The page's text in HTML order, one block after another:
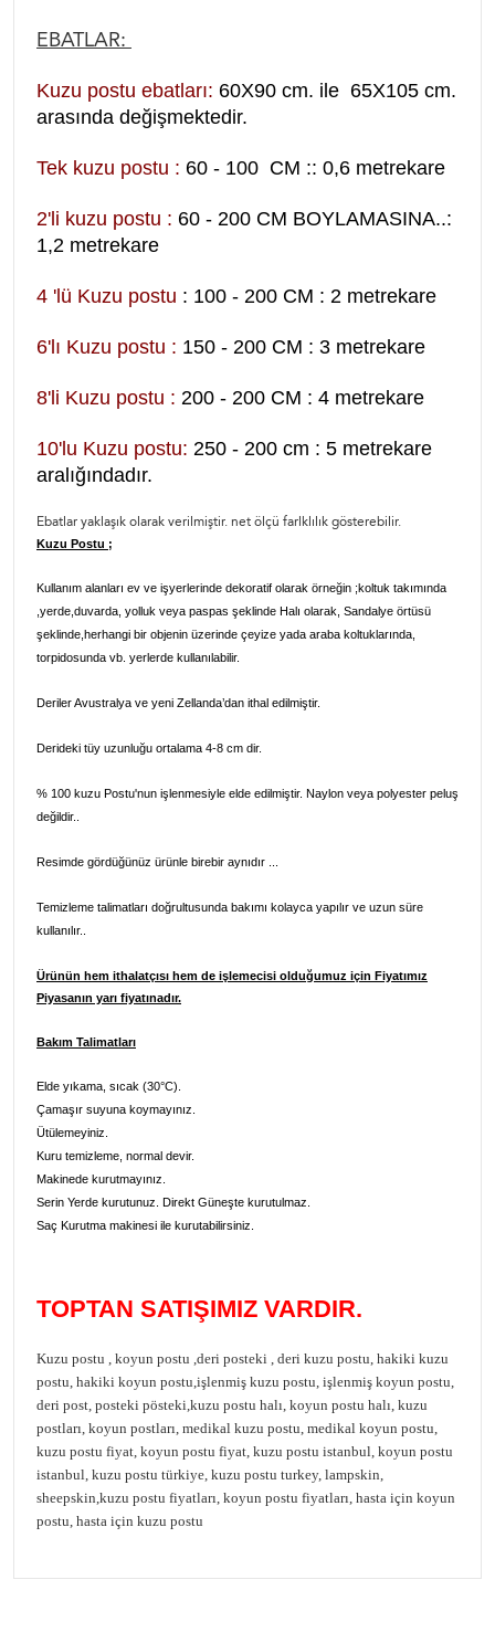
EBATLAR:
Kuzu postu ebatları: 60X90 cm. ile 65X105 cm.
arasında değişmektedir.
Tek kuzu postu : 60 - 100 CM :: 0,6 metrekare
2'li kuzu postu : 60 - 200 CM BOYLAMASINA..:
1,2 metrekare
4 'lü Kuzu postu : 100 - 200 CM : 2 metrekare
6'lı Kuzu postu : 150 - 200 CM : 3 metrekare
8'li Kuzu postu : 200 - 200 CM : 4 metrekare
10'lu Kuzu postu: 250 - 200 cm : 5 metrekare
aralığındadır.
Ebatlar yaklaşık olarak verilmiştir. net ölçü farlklılık gösterebilir.
Kuzu Postu ;
Kullanım alanları ev ve işyerlerinde dekoratif olarak örneğin ;koltuk takımında
,yerde,duvarda, yolluk veya paspas şeklinde Halı olarak, Sandalye örtüsü
şeklinde,herhangi bir objenin üzerinde çeyize yada araba koltuklarında,
torpidosunda vb. yerlerde kullanılabilir.
Deriler Avustralya ve yeni Zellanda’dan ithal edilmiştir.
Derideki tüy uzunluğu ortalama 4-8 cm dir.
% 100 kuzu Postu'nun işlenmesiyle elde edilmiştir. Naylon veya polyester peluş
değildir..
Resimde gördüğünüz ürünle birebir aynıdır ...
Temizleme talimatları doğrultusunda bakımı kolayca yapılır ve uzun süre
kullanılır..
Ürünün hem ithalatçısı hem de işlemecisi olduğumuz için Fiyatımız
Piyasanın yarı fiyatınadır.
Bakım Talimatları
Elde yıkama, sıcak (30°C).
Çamaşır suyuna koymayınız.
Ütülemeyiniz.
Kuru temizleme, normal devir.
Makinede kurutmayınız.
Serin Yerde kurutunuz. Direkt Güneşte kurutulmaz.
Saç Kurutma makinesi ile kurutabilirsiniz.
TOPTAN SATIŞIMIZ VARDIR.
Kuzu postu , koyun postu ,deri posteki , deri kuzu postu, hakiki kuzu
postu, hakiki koyun postu,işlenmiş kuzu postu, işlenmiş koyun postu,
deri post, posteki pösteki,kuzu postu halı, koyun postu halı, kuzu
postları, koyun postları, medikal kuzu postu, medikal koyun postu,
kuzu postu fiyat, koyun postu fiyat, kuzu postu istanbul, koyun postu
istanbul, kuzu postu türkiye, kuzu postu turkey, lampskin,
sheepskin,kuzu postu fiyatları, koyun postu fiyatları, hasta için koyun
postu, hasta için kuzu postu